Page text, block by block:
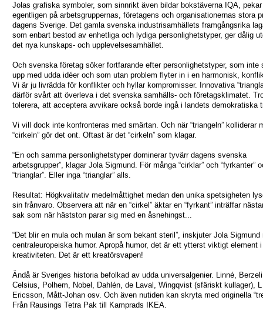
Jolas grafiska symboler, som sinnrikt även bildar bokstäverna IQA, pekar
egentligen på arbetsgruppernas, företagens och organisationernas stora
dagens Sverige. Det gamla svenska industrisamhällets framgångsrika
som enbart bestod av enhetliga och lydiga personlighetstyper, ger dålig
det nya kunskaps- och upplevelsesamhället.
Och svenska företag söker fortfarande efter personlighetstyper, som inte
upp med udda idéer och som utan problem flyter in i en harmonisk,
Vi är ju livrädda för konflikter och hyllar kompromisser. Innovativa
därför svårt att överleva i det svenska samhälls- och företagsklimatet.
tolerera, att acceptera avvikare också borde ingå i landets demokratiska
Vi vill dock inte konfronteras med smärtan. Och när “triangeln” kolliderar
“cirkeln” gör det ont. Oftast är det “cirkeln” som klagar.
“En och samma personlighetstyper dominerar tyvärr dagens svenska
arbetsgrupper”, klagar Jola Sigmund. För många “cirklar” och “fyrkanter”
“trianglar”. Eller inga “trianglar” alls.
Resultat: Högkvalitativ medelmåttighet medan den unika spetsigheten
sin frånvaro. Observera att när en “cirkel” äktar en “fyrkant” inträffar
sak som när hästston parar sig med en åsnehingst...
“Det blir en mula och mulan är som bekant steril”, inskjuter Jola Sigmund
centraleuropeiska humor. Apropå humor, det är ett ytterst viktigt element i
kreativiteten. Det är ett kreatörsvapen!
Ändå är Sveriges historia befolkad av udda universalgenier. Linné,
Celsius, Polhem, Nobel, Dahlén, de Laval, Wingqvist (sfäriskt kullager),
Ericsson, Mått-Johan osv. Och även nutiden kan skryta med originella
Från Rausings Tetra Pak till Kamprads IKEA.